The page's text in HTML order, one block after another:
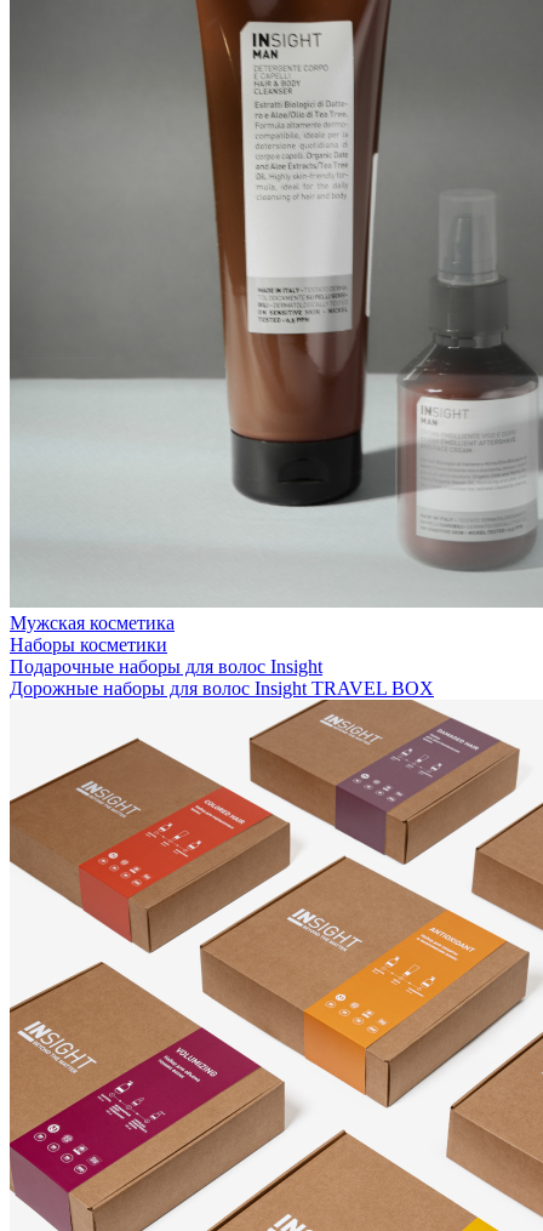
Мужская косметика
Наборы косметики
Подарочные наборы для волос Insight
Дорожные наборы для волос Insight TRAVEL BOX